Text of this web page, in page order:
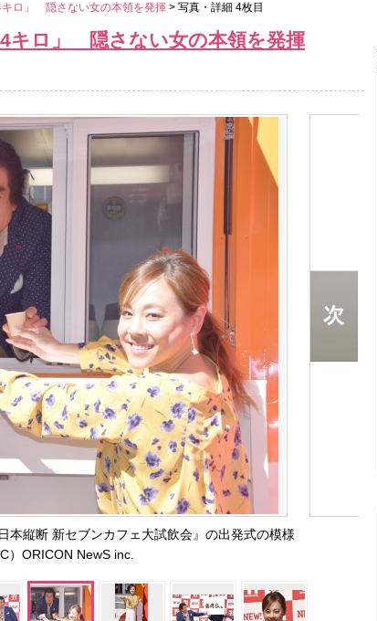
ロ」 隠さない女の本領を発揮 > 写真・詳細 4枚目
キロ」 隠さない女の本領を発揮
本縦断 新セブンカフェ大試飲会』の出発式の模様
）ORICON NewS inc.